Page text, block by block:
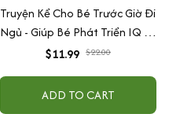
Truyện Kể Cho Bé Trước Giờ Đi
Ngủ - Giúp Bé Phát Triển IQ Và
EQ
$11.99 $22.00
ADD TO CART